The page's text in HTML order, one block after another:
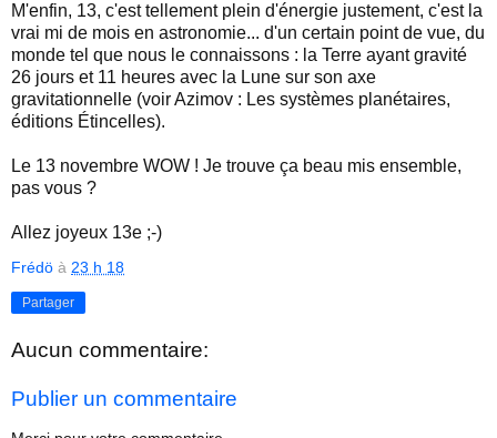
M'enfin, 13, c'est tellement plein d'énergie justement, c'est la
vrai mi de mois en astronomie... d'un certain point de vue, du
monde tel que nous le connaissons : la Terre ayant gravité
26 jours et 11 heures avec la Lune sur son axe
gravitationnelle (voir Azimov : Les systèmes planétaires,
éditions Étincelles).
Le 13 novembre WOW ! Je trouve ça beau mis ensemble,
pas vous ?
Allez joyeux 13e ;-)
Frédö à 23 h 18
Partager
Aucun commentaire:
Publier un commentaire